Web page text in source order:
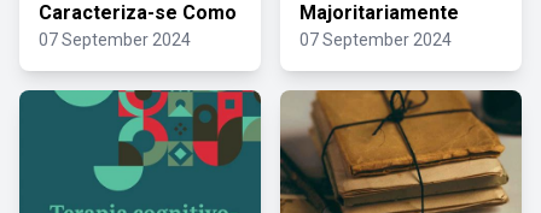
Caracteriza-se Como
07 September 2024
Majoritariamente
07 September 2024